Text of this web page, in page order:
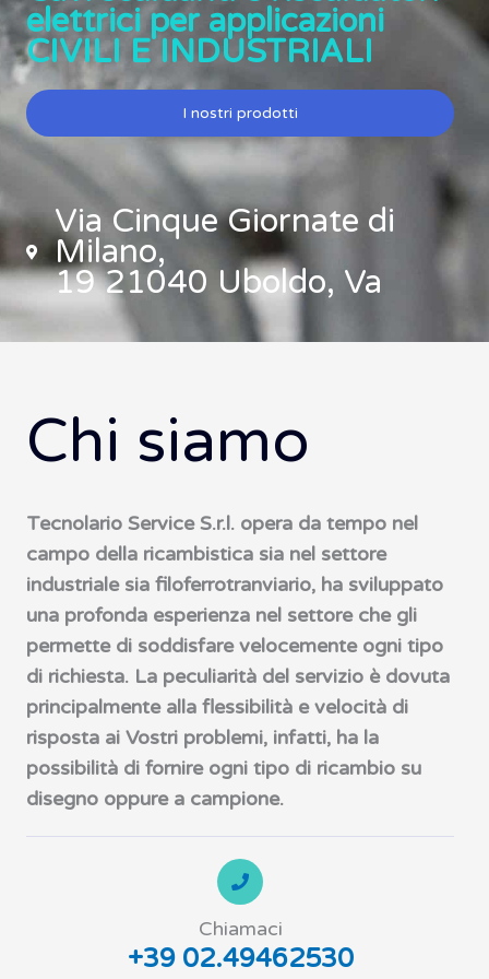
elettrici per applicazioni
CIVILI E INDUSTRIALI
I nostri prodotti
Via Cinque Giornate di
Milano,
19 21040 Uboldo, Va
Chi siamo
Tecnolario Service S.r.l. opera da tempo nel
campo della ricambistica sia nel settore
industriale sia filoferrotranviario, ha sviluppato
una profonda esperienza nel settore che gli
permette di soddisfare velocemente ogni tipo
di richiesta. La peculiarità del servizio è dovuta
principalmente alla flessibilità e velocità di
risposta ai Vostri problemi, infatti, ha la
possibilità di fornire ogni tipo di ricambio su
disegno oppure a campione.
Chiamaci
+39 02.49462530